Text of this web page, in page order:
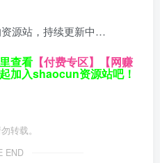
源站，持续更新中…
查看 【付费专区】 【网赚
加入shaocun资源站吧！
转载。
END